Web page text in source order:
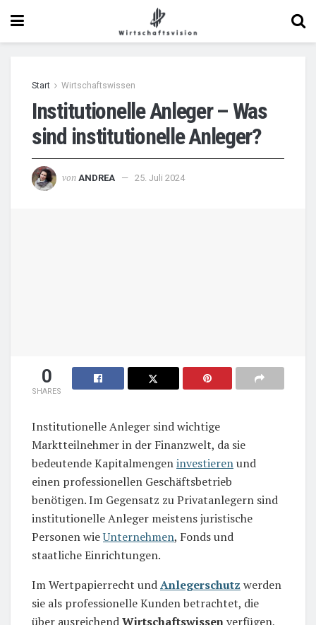
Start Wirtschaftswissen
Institutionelle Anleger – Was
sind institutionelle Anleger?
von ANDREA 25. Juli 2024
0
SHARES
Institutionelle Anleger sind wichtige
Marktteilnehmer in der Finanzwelt, da sie
bedeutende Kapitalmengeninvestierenund
einen professionellen Geschäftsbetrieb
benötigen. Im Gegensatz zu Privatanlegern sind
institutionelle Anleger meistens juristische
Personen wieUnternehmen, Fonds und
staatliche Einrichtungen.
Im Wertpapierrecht undAnlegerschutz werden
sie als professionelle Kunden betrachtet, die
über ausreichendWirtschaftswissenverfügen,